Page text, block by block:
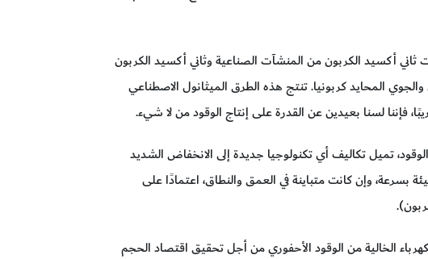
ثاني أكسيد الكربون من المنشآت الصناعية وثاني أكسيد الكربون
المحايد كربونيا. تنتج هذه الطرق الميثانول الاصطناعي
فإننا لسنا بعيدين عن القدرة على إنتاج الوقود من لا شيء.
تميل تكاليف أي تكنولوجيا جديدة إلى الانخفاض الشديد
بسرعة، وإن كانت متباينة في العمق والنطاق، اعتمادًا على
الخالية من الوقود الأحفوري من أجل تحقيق اقتصاد الحجم